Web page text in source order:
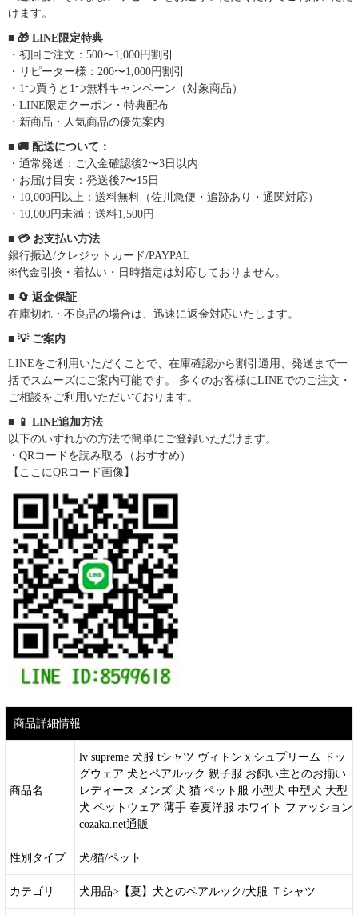
けます。
■ 🎁 LINE限定特典
・初回ご注文：500〜1,000円割引
・リピーター様：200〜1,000円割引
・1つ買うと1つ無料キャンペーン（対象商品）
・LINE限定クーポン・特典配布
・新商品・人気商品の優先案内
■ 🚚 配送について：
・通常発送：ご入金確認後2〜3日以内
・お届け目安：発送後7〜15日
・10,000円以上：送料無料（佐川急便・追跡あり・通関対応）
・10,000円未満：送料1,500円
■ 💳 お支払い方法
銀行振込/クレジットカード/PAYPAL
※代金引換・着払い・日時指定は対応しておりません。
■ 🔄 返金保証
在庫切れ・不良品の場合は、迅速に返金対応いたします。
■ 💡 ご案内
LINEをご利用いただくことで、在庫確認から割引適用、発送まで一
括でスムーズにご案内可能です。 多くのお客様にLINEでのご注文・
ご相談をご利用いただいております。
■ 📱 LINE追加方法
以下のいずれかの方法で簡単にご登録いただけます。
・QRコードを読み取る（おすすめ）
【ここにQRコード画像】
商品詳細情報
商品名
lv supreme 犬服 tシャツ ヴィトンｘシュプリーム ドッ
グウェア 犬とペアルック 親子服 お飼い主とのお揃い
レディース メンズ 犬 猫 ペット服 小型犬 中型犬 大型
犬 ペットウェア 薄手 春夏洋服 ホワイト ファッション
cozaka.net通販
性別タイプ 犬/猫/ペット
カテゴリ 犬用品>【夏】犬とのペアルック/犬服 Ｔシャツ